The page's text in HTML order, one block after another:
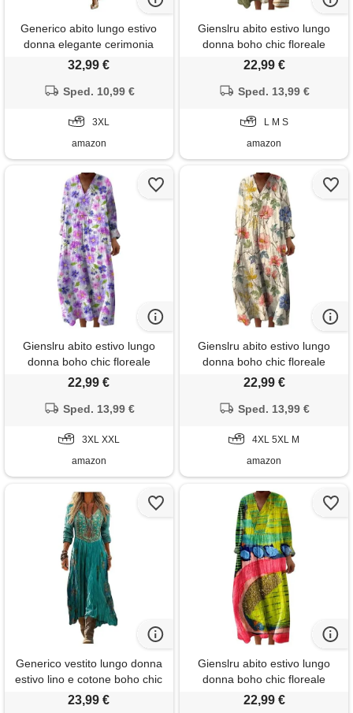
Generico abito lungo estivo
donna elegante cerimonia
vestito matrimonio invitata
primavera boho chic chiffon
scollo a v sexy maxi taglie forti
spiaggia vacanza moda 2026
(a10,3xl)
32,99 €
Sped. 10,99 €
3XL
amazon
Gienslru abito estivo lungo
donna boho chic floreale
vintage, scollo a v maniche
lunghe in lino leggero con
tasche, vestito elegante
estate taglie forti curvy 2026
moda cerimonia
22,99 €
Sped. 13,99 €
L M S
amazon
Gienslru abito estivo lungo
donna boho chic floreale
vintage, scollo a v maniche
tasche, vestito elegante
estate taglie forti curvy 2026
moda cerimonia
22,99 €
Sped. 13,99 €
3XL XXL
amazon
Gienslru abito estivo lungo
donna boho chic floreale
vintage, scollo a v maniche
tasche, vestito elegante
estate taglie forti curvy 2026
moda cerimonia
22,99 €
Sped. 13,99 €
4XL 5XL M
amazon
Generico vestito lungo donna
estivo lino e cotone boho chic
abito maxi vintage scollo a v
23,99 €
Gienslru abito estivo lungo
donna boho chic floreale
vintage, scollo a v maniche
22,99 €